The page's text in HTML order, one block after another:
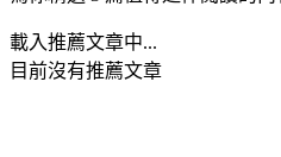
載入推薦文章中...
目前沒有推薦文章